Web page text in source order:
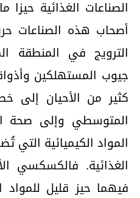
الصناعات الغذائية
أصحاب هذه الصناعات
الترويج في المنطقة
جيوب المستهلكين
كثير من الأحيان إلى
المتوسطي وإلى صحة
المواد الكيميائية التي
الغذائية. فالكسكسي
فيهما حيز قليل